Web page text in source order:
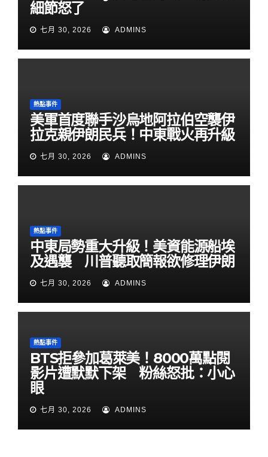
細節怒了
七月 30, 2026 ADMINS
熱點事件
美軍首度聯手沙烏地阿拉伯空襲伊
拉克親伊朗民兵！中東戰火再升級
七月 30, 2026 ADMINS
熱點事件
中東局勢重大升級！美資能源船埃
及遇襲 川普聽取簡報欲修理伊朗
七月 30, 2026 ADMINS
熱點事件
BTS拒參加葛萊美！8000萬點閱
影片遭默默下架 粉絲怒批：小心
眼
七月 30, 2026 ADMINS